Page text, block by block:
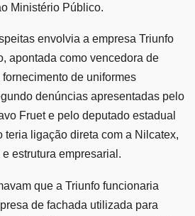
Ministério Público.
envolvia a empresa Triunfo
apontada como vencedora de
de uniformes
denúncias apresentadas pelo
Fruet e pelo deputado estadual
teria ligação direta com a Nilcatex,
estrutura empresarial.
que a Triunfo funcionaria
de fachada utilizada para